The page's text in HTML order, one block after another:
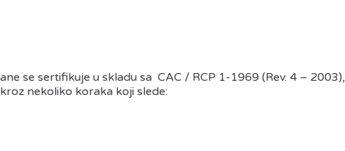
se sertifikuje u skladu sa CAC / RCP 1-1969 (Rev. 4 – 2003),
nekoliko koraka koji slede: